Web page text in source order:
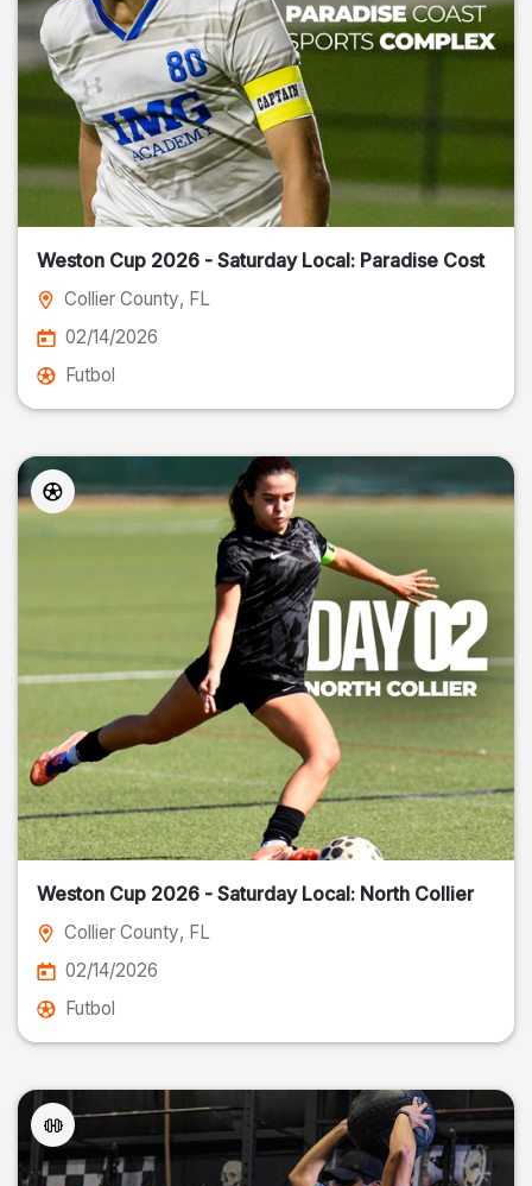
Weston Cup 2026 - Saturday Local: Paradise Cost
Collier County, FL
02/14/2026
Futbol
Weston Cup 2026 - Saturday Local: North Collier
Collier County, FL
02/14/2026
Futbol